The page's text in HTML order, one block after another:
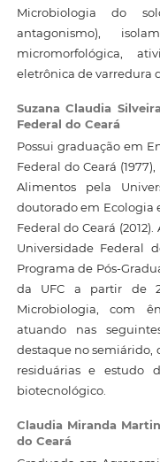
Microbiologia do
antagonismo),
micromorfológica,
eletrônica de varredura
Suzana Claudia
Federal do Ceará
Possui graduação em
Federal do Ceará
Alimentos pela
doutorado em Ecologia
Federal do Ceará
Universidade Federal
Programa de Pós-
da UFC a partir de
Microbiologia, com
atuando nas
destaque no semiárido,
residuárias e estudo
biotecnológico.
Claudia Miranda
do Ceará